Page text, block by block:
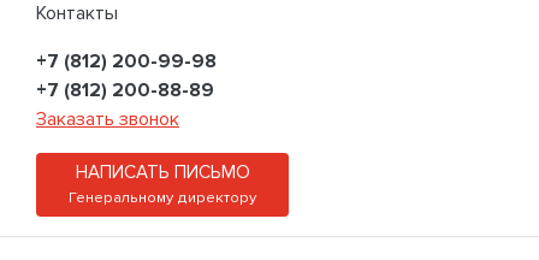
Контакты
+7 (812) 200-99-98
+7 (812) 200-88-89
Заказать звонок
НАПИСАТЬ ПИСЬМО
Генеральному директору